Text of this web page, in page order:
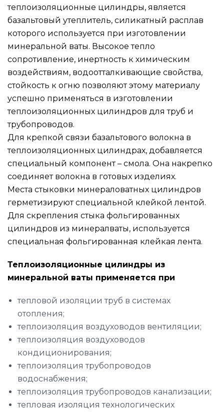
теплоизоляционные цилиндры, является
базальтовый утеплитель, силикатный расплав
которого используется при изготовлении
минеральной ваты. Высокое тепло
сопротивление, инертность к химическим
воздействиям, водоотталкивающие свойства,
стойкость к огню позволяют этому материалу
успешно применяться в изготовлении
теплоизоляционных цилиндров для труб и
трубопроводов.
Для крепкой связи базальтового волокна в
теплоизоляционных цилиндрах, добавляется
специальный компонент – смола. Она накрепко
соединяет волокна в готовых изделиях.
Места стыковки минераловатных цилиндров
герметизируют специальной клейкой лентой.
Для скрепления стыка фольгированных
цилиндров из минералваты, используется
специальная фольгированная клейкая лента.
Теплоизоляционные цилиндры из
минеральной ваты применяется при
тепловой изоляции труб в системах
отопления;
теплоизоляция воздуховодов вентиляции;
теплоизоляция воздуховодов
кондиционирования;
теплоизоляция трубопроводов
водоснабжения;
теплоизоляция трубопроводов канализации;
тепловая изоляция технологических